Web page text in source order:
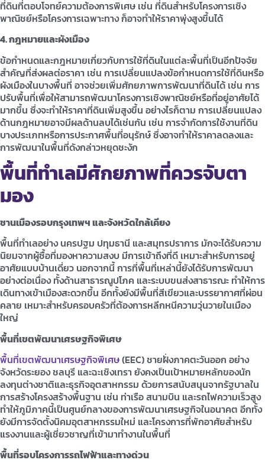
ที่ดินที่ตอบโจทย์ความต้องการพิเศษ เช่น ที่ดินสำหรับโครงการเชิง
พาณิชย์หรือโครงการเฉพาะทาง ก็อาจทำให้ราคาพุ่งสูงขึ้นได้
4. กฎหมายและผังเมือง
ข้อกำหนดและกฎหมายเกี่ยวกับการใช้ที่ดินในแต่ละพื้นที่เป็นอีกปัจจัย
สำคัญที่ส่งผลต่อราคา เช่น การเปลี่ยนแปลงข้อกำหนดการใช้ที่ดินหรือ
ผังเมืองในบางพื้นที่ อาจช่วยเพิ่มศักยภาพการพัฒนาที่ดินได้ เช่น การ
ปรับพื้นที่เพื่อให้สามารถพัฒนาโครงการเชิงพาณิชย์หรือที่อยู่อาศัยได้
มากขึ้น ซึ่งจะทำให้ราคาที่ดินเพิ่มสูงขึ้น อย่างไรก็ตาม การเปลี่ยนแปลง
ด้านกฎหมายอาจมีผลด้านลบได้เช่นกัน เช่น การจำกัดการใช้งานที่ดิน
บางประเภทหรือการประกาศพื้นที่อนุรักษ์ ซึ่งอาจทำให้ราคาลดลงและ
การพัฒนาในพื้นที่ดังกล่าวหยุดชะงัก
พื้นที่ทำเลมีศักยภาพที่ควรจับตา
มอง
ชานเมืองรอบกรุงเทพฯ และจังหวัดใกล้เคียง
พื้นที่ทำเลอย่าง นครปฐม ปทุมธานี และสมุทรปราการ มักจะได้รับความ
นิยมจากผู้ซื้อที่มองหาความสงบ มีการเข้าถึงที่ดี เหมาะสำหรับการอยู่
อาศัยแบบบ้านเดี่ยว นอกจากนี้ การที่พื้นที่เหล่านี้ยังได้รับการพัฒนา
อย่างต่อเนื่อง ทั้งด้านสาธารณูปโภค และระบบขนส่งสาธารณะ ทำให้การ
เดินทางเข้าเมืองสะดวกขึ้น อีกทั้งยังมีพื้นที่สีเขียวและบรรยากาศที่ผ่อน
คลาย เหมาะสำหรับครอบครัวที่ต้องการหลีกหนีความวุ่นวายในเมือง
ใหญ่
พื้นที่เขตพัฒนาเศรษฐกิจพิเศษ
พื้นที่เขตพัฒนาเศรษฐกิจพิเศษ(EEC) ชายฝั่งภาคตะวันออก อย่าง
จังหวัดระยอง ชลบุรี และฉะเชิงเทรา ยังคงเป็นเป้าหมายหลักของนัก
ลงทุนต่างชาติและธุรกิจอุตสาหกรรม ด้วยการสนับสนุนจากรัฐบาลใน
การสร้างโครงสร้างพื้นฐาน เช่น ท่าเรือ สนามบิน และรถไฟความเร็วสูง
ทำให้ภูมิภาคนี้เป็นศูนย์กลางของการพัฒนาเศรษฐกิจในอนาคต อีกทั้ง
ยังมีการจัดตั้งนิคมอุตสาหกรรมใหม่ และโครงการที่พักอาศัยสำหรับ
แรงงานและผู้เชี่ยวชาญที่เข้ามาทำงานในพื้นที่
พื้นที่รอบโครงการรถไฟฟ้าและทางด่วน